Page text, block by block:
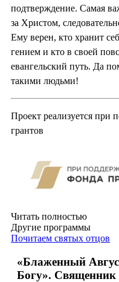
подтверждение. Самая
за Христом,
Ему верен, кто хранит
гением и кто в своей
евангельский путь. Да
такими людьми!
Проект реализуется при
грантов
Читать полностью
Другие программы
Почитаем святых отцов
«Блаженный
Богу».